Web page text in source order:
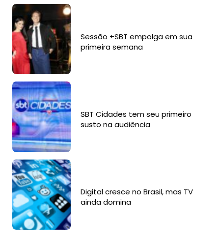
Sessão +SBT empolga em sua
primeira semana
SBT Cidades tem seu primeiro
susto na audiência
Digital cresce no Brasil, mas TV
ainda domina